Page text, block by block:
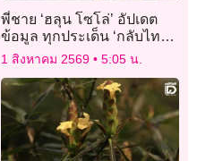
พี่ชาย ‘ฮลุน โซโล่’ อัปเดต
ข้อมูล ทุกประเด็น ‘กลับไทย-
ทรัพย์สิน-ผลชันสูตร’
1 สิงหาคม 2569 5:05 น.